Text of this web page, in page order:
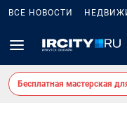
ВСЕ НОВОСТИ
Бесплатная мастерская